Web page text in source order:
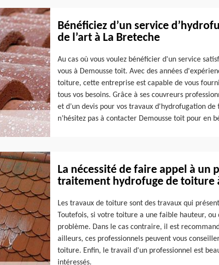
Bénéficiez d’un service
de l’art à La Breteche
Au cas où vous voulez bénéficier d'un service
vous à Demousse toit. Avec des années
toiture, cette entreprise est capable de vous
tous vos besoins. Grâce à ses couvreurs
et d’un devis pour vos travaux d'hydrofugation
n’hésitez pas à contacter Demousse toit pour en
La nécessité de faire appel à
traitement hydrofuge de toiture
Les travaux de toiture sont des travaux qui
Toutefois, si votre toiture a une faible hauteur,
problème. Dans le cas contraire, il est
ailleurs, ces professionnels peuvent vous
toiture. Enfin, le travail d'un professionnel est
intéressés.